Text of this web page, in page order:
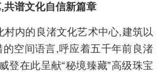
共谱文化自信新篇章
内的良渚文化艺术中心,建筑以
空间语言,呼应着五千年前良渚
登在此呈献“秘境臻藏”高级珠宝